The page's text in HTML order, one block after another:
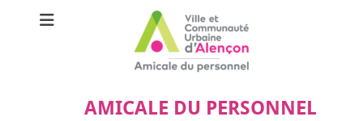
AMICALE DU PERSONNEL